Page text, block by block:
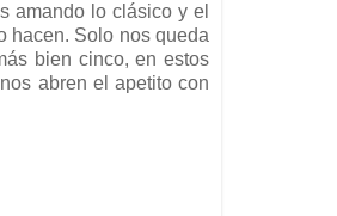
amando lo clásico y el
hacen. Solo nos queda
bien cinco, en estos
abren el apetito con